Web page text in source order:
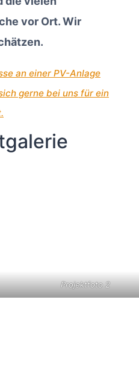
vor Ort. Wir
an einer PV-Anlage
gerne bei uns für ein
Projektfoto 2